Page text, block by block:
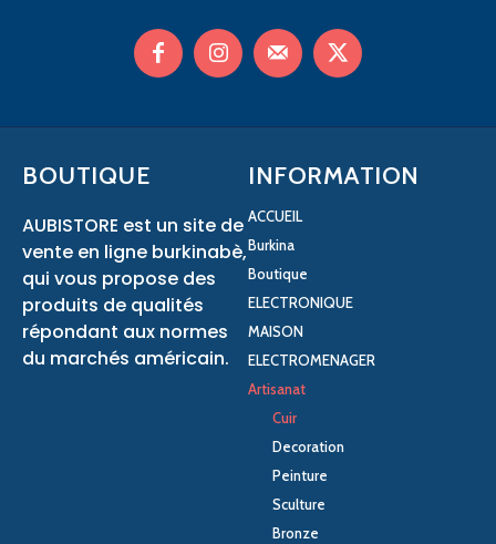
BOUTIQUE
AUBISTORE est un site de
vente en ligne burkinabè,
qui vous propose des
produits de qualités
répondant aux normes
du marchés américain.
INFORMATION
ACCUEIL
Burkina
Boutique
ELECTRONIQUE
MAISON
ELECTROMENAGER
Artisanat
Cuir
Decoration
Peinture
Sculture
Bronze